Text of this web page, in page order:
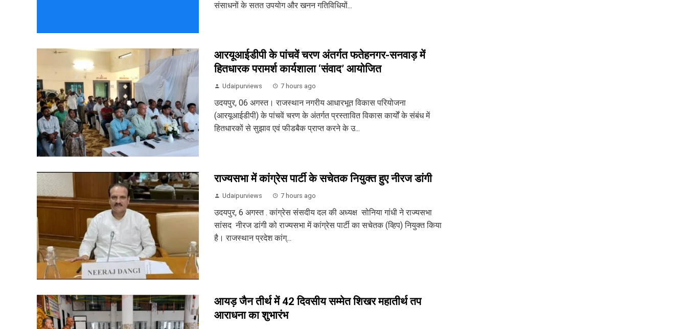
संसाधनों के सतत उपयोग और खनन गतिविधियों...
आरयूआईडीपी के पांचवें चरण अंतर्गत फतेहनगर-सनवाड़ में
हितधारक परामर्श कार्यशाला ‘संवाद’ आयोजित
Udaipurviews 7 hours ago
उदयपुर, 06 अगस्त। राजस्थान नगरीय आधारभूत विकास परियोजना
(आरयूआईडीपी) के पांचवें चरण के अंतर्गत प्रस्तावित विकास कार्यों के संबंध में
हितधारकों से सुझाव एवं फीडबैक प्राप्त करने के उ...
राज्यसभा में कांग्रेस पार्टी के सचेतक नियुक्त हुए नीरज डांगी
Udaipurviews 7 hours ago
उदयपुर, 6 अगस्त . कांग्रेस संसदीय दल की अध्यक्ष सोनिया गांधी ने राज्यसभा
सांसद नीरज डांगी को राज्यसभा में कांग्रेस पार्टी का सचेतक (व्हिप) नियुक्त किया
है। राजस्थान प्रदेश कांग्...
आयड़ जैन तीर्थ में 42 दिवसीय सम्मेत शिखर महातीर्थ तप
आराधना का शुभारंभ